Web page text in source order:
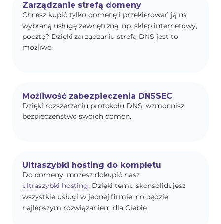
Zarządzanie strefą domeny
Chcesz kupić tylko domenę i przekierować ją na
wybraną usługę zewnętrzną, np. sklep internetowy,
pocztę? Dzięki zarządzaniu strefą DNS jest to
możliwe.
Możliwość zabezpieczenia DNSSEC
Dzięki rozszerzeniu protokołu DNS, wzmocnisz
bezpieczeństwo swoich domen.
Ultraszybki hosting do kompletu
Do domeny, możesz dokupić nasz
ultraszybki hosting. Dzięki temu skonsolidujesz
wszystkie usługi w jednej firmie, co będzie
najlepszym rozwiązaniem dla Ciebie.